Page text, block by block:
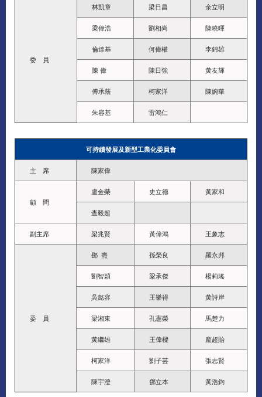
委 員
林凱章 梁日昌 余立明
梁偉浩 劉相尚 陳曉暉
倫達基 何偉權 李錦雄
陳 偉 陳日強 黃友輝
傅承蔭 柯家洋 陳婉華
朱容基 雷鴻仁
可持續發展及新型工業化委員會
主 席 陳家偉
顧 問
盧金榮 史立德 黃家和
查毅超
副主席 梁兆賢 黃偉鴻 王象志
委 員
鄧 燾 孫榮良 羅永邦
劉智穎 梁承傑 楊莉瑤
吳懿容 王樂得 黃詩岸
梁湘東 孔憲榮 馬楚力
黃繼雄 王偉樑 龐超貽
柯家洋 劉子芸 張志賢
陳宇澄 鄧立本 黃浩鈞